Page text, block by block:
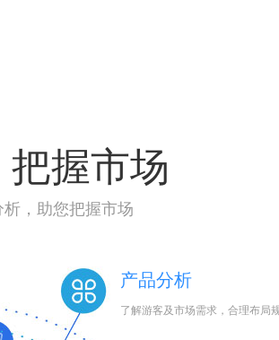
握市场
，助您把握市场
产品分析
了解游客及市场需求，合理布局